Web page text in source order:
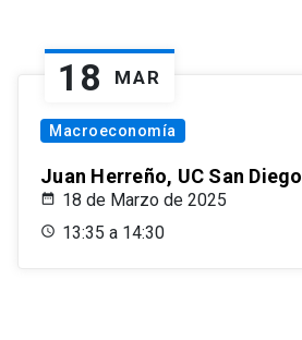
18 MAR
Macroeconomía
Juan Herreño, UC San Diego
18 de Marzo de 2025
13:35 a 14:30